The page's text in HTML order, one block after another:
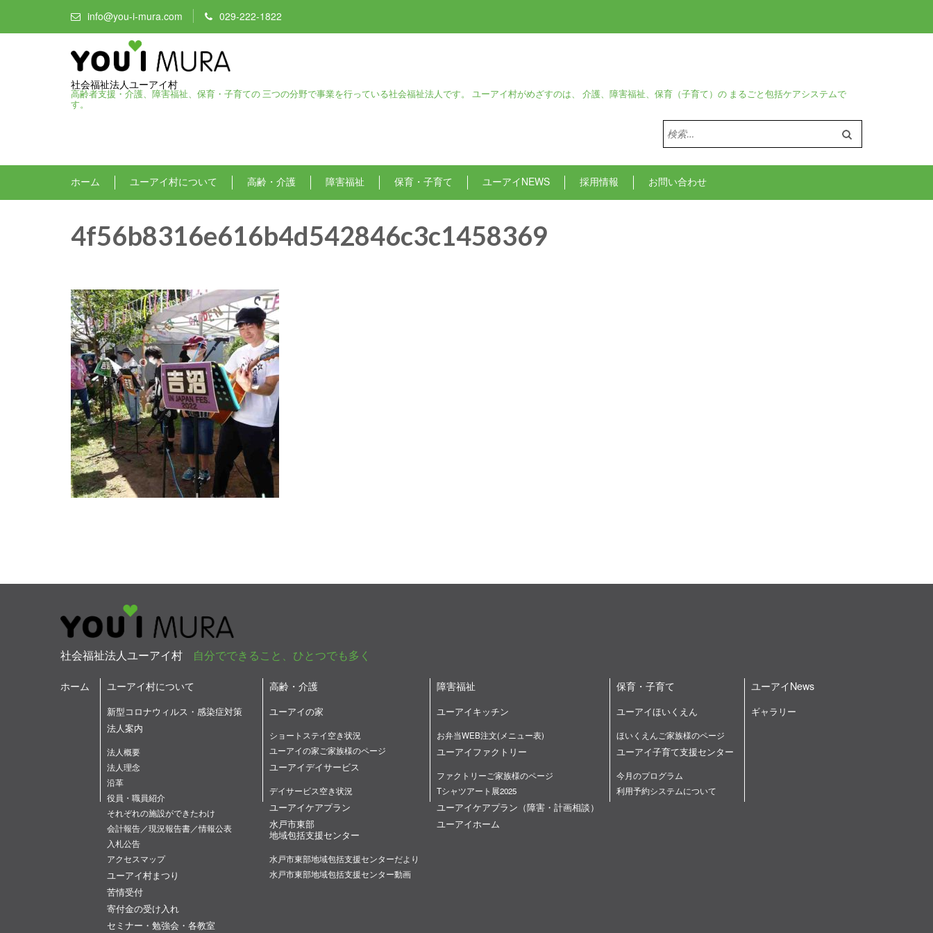
info@you-i-mura.com 029-222-1822
社会福祉法人ユーアイ村
高齢者支援・介護、障害福祉、保育・子育ての 三つの分野で事業を行っている社会福祉法人です。 ユーアイ村がめざすのは、 介護、障害福祉、保育（子育て）の まるごと包括ケアシステムで
す。
検
索:
ホーム ユーアイ村について 高齢・介護 障害福祉 保育・子育て ユーアイNEWS 採用情報 お問い合わせ
4f56b8316e616b4d542846c3c1458369
社会福祉法人ユーアイ村 自分でできること、ひとつでも多く
ホーム ユーアイ村について
新型コロナウィルス・感染症対策
法人案内
法人概要
法人理念
沿革
役員・職員紹介
それぞれの施設ができたわけ
会計報告／現況報告書／情報公表
入札公告
アクセスマップ
ユーアイ村まつり
苦情受付
寄付金の受け入れ
セミナー・勉強会・各教室
高齢・介護
ユーアイの家
ショートステイ空き状況
ユーアイの家ご家族様のページ
ユーアイデイサービス
デイサービス空き状況
ユーアイケアプラン
水戸市東部
地域包括支援センター
水戸市東部地域包括支援センターだより
水戸市東部地域包括支援センター動画
障害福祉
ユーアイキッチン
お弁当WEB注文(メニュー表)
ユーアイファクトリー
ファクトリーご家族様のページ
Tシャツアート展2025
ユーアイケアプラン（障害・計画相談）
ユーアイホーム
保育・子育て
ユーアイほいくえん
ほいくえんご家族様のページ
ユーアイ子育て支援センター
今月のプログラム
利用予約システムについて
ユーアイNews
ギャラリー